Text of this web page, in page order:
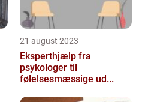
21 august 2023
Eksperthjælp fra
psykologer til
følelsesmæssige ud...